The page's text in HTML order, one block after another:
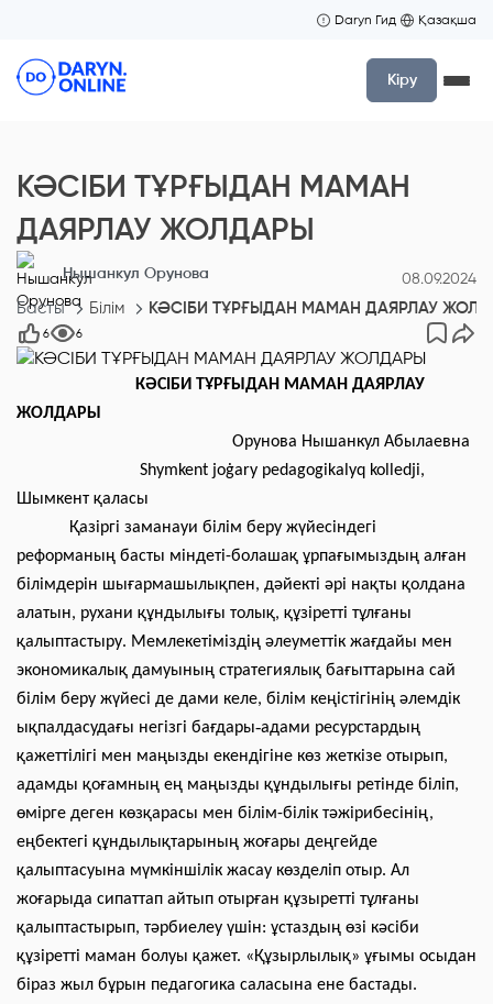
Daryn Гид Қазақша
Кіру
КӘСІБИ ТҰРҒЫДАН МАМАН
ДАЯРЛАУ ЖОЛДАРЫ
Нышанкул Орунова 08.09.2024
Басты Білім КӘСІБИ ТҰРҒЫДАН МАМАН ДАЯРЛАУ
6 6
КӘСІБИ ТҰРҒЫДАН МАМАН ДАЯРЛАУ
ЖОЛДАРЫ
Орунова Нышанкул Абылаевна
Shymkent joġary pedagogikalyq kolledji,
Шымкент қаласы
Қазіргі заманауи білім беру жүйесіндегі
реформаның басты міндеті-болашақ ұрпағымыздың алған
білімдерін шығармашылықпен, дәйекті әрі нақты қолдана
алатын, рухани құндылығы толық, құзіретті тұлғаны
қалыптастыру. Мемлекетіміздің әлеуметтік жағдайы мен
экономикалық дамуының стратегиялық бағыттарына сай
білім беру жүйесі де дами келе, білім кеңістігінің әлемдік
ықпалдасудағы негізгі бағдары-адами ресурстардың
қажеттілігі мен маңызды екендігіне көз жеткізе отырып,
адамды қоғамның ең маңызды құндылығы ретінде біліп,
өмірге деген көзқарасы мен білім-білік тәжірибесінің,
еңбектегі құндылықтарының жоғары деңгейде
қалыптасуына мүмкіншілік жасау көзделіп отыр. Ал
жоғарыда сипаттап айтып отырған құзыретті тұлғаны
қалыптастырып, тәрбиелеу үшін: ұстаздың өзі кәсіби
құзіретті маман болуы қажет. «Құзырлылық» ұғымы осыдан
біраз жыл бұрын педагогика саласына ене бастады.